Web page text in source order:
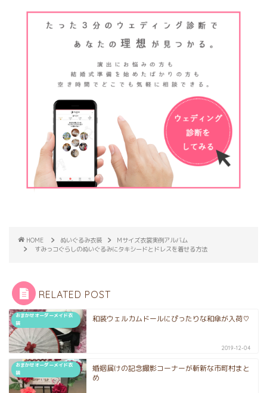
HOME ぬいぐるみ衣装
Mサイズ衣裳実例アルバム
すみっコぐらしのぬいぐるみにタキシードとドレスを着せる方法
RELATED POST
おまかせオーダーメイド衣
装
和装ウェルカムドールにぴったりな和傘が入荷♡
2019-12-04
おまかせオーダーメイド衣
装
婚姻届けの記念撮影コーナーが斬新な市町村まと
め